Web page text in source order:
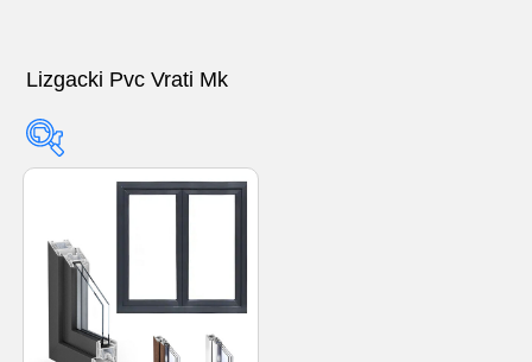
Lizgacki Pvc Vrati Mk
Product categories
Product categories
Product tags